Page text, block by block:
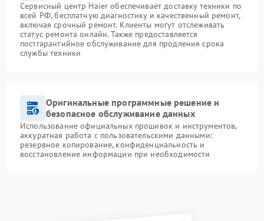
Сервисный центр Haier обеспечивает доставку техники по
всей РФ, бесплатную диагностику и качественный ремонт,
включая срочный ремонт. Клиенты могут отслеживать
статус ремонта онлайн. Также предоставляется
постгарантийное обслуживание для продления срока
службы техники
Оригинальные программные решение и
безопасное обслуживание данных
Использование официальных прошивок и инструментов,
аккуратная работа с пользовательскими данными:
резервное копирование, конфиденциальность и
восстановление информации при необходимости